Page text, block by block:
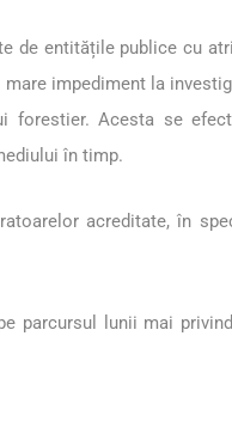
de entitățile publice cu
impediment la
forestier. Acesta se
în timp.
acreditate, în
parcursul lunii mai